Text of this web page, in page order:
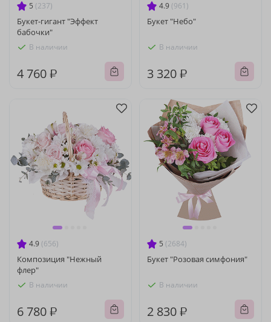
5 (237)
Букет-гигант "Эффект
бабочки"
В наличии
4 760 ₽
4.9 (961)
Букет "Небо"
В наличии
3 320 ₽
4.9 (656)
Композиция "Нежный
флер"
В наличии
6 780 ₽
5 (2684)
Букет "Розовая симфония"
В наличии
2 830 ₽